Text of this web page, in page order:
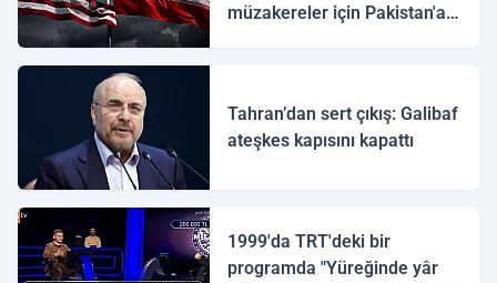
müzakereler için Pakistan'a
Tahran’dan sert çıkış: Galibaf
ateşkes kapısını kapattı
1999'da TRT'deki bir
programda "Yüreğinde yâr